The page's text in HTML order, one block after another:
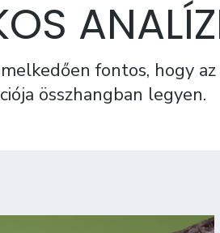
fontos, hogy
összhangban legyen.